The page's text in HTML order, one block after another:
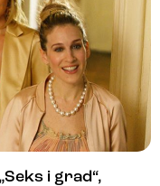
i grad“,